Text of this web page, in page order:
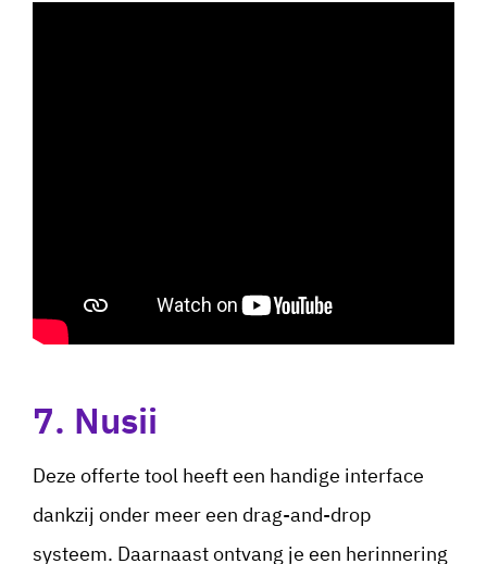
7. Nusii
Deze offerte tool heeft een handige interface
dankzij onder meer een drag-and-drop
systeem. Daarnaast ontvang je een herinnering